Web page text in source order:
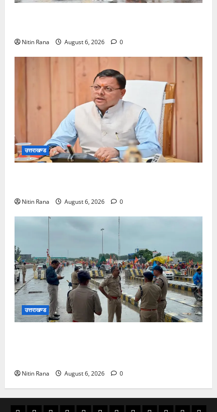
Nitin Rana August 6, 2026 0
उत्तराखण्ड
Nitin Rana August 6, 2026 0
उत्तराखण्ड
Nitin Rana August 6, 2026 0